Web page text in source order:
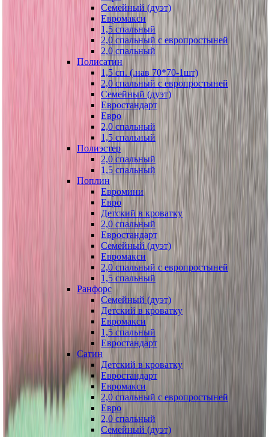
Семейный (дуэт)
Евромакси
1,5 спальный
2,0 спальный с европростыней
2,0 спальный
Полисатин
1,5 сп. (.нав 70*70-1шт)
2,0 спальный с европростыней
Семейный (дуэт)
Евростандарт
Евро
2,0 спальный
1,5 спальный
Полиэстер
2,0 спальный
1,5 спальный
Поплин
Евромини
Евро
Детский в кроватку
2,0 спальный
Евростандарт
Семейный (дуэт)
Евромакси
2,0 спальный с европростыней
1,5 спальный
Ранфорс
Семейный (дуэт)
Детский в кроватку
Евромакси
1,5 спальный
Евростандарт
Сатин
Детский в кроватку
Евростандарт
Евромакси
2,0 спальный с европростыней
Евро
2,0 спальный
Семейный (дуэт)